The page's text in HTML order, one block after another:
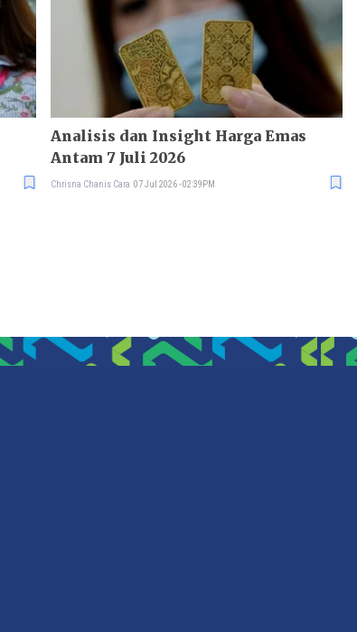
Analisis dan Insight Harga Emas
Antam 7 Juli 2026
Chrisna Chanis Cara 07 Jul 2026 - 02:39PM